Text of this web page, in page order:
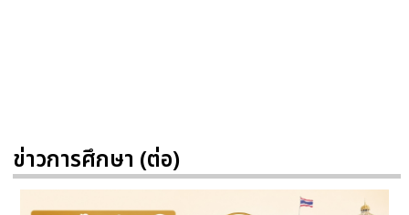
ข่าวการศึกษา (ต่อ)